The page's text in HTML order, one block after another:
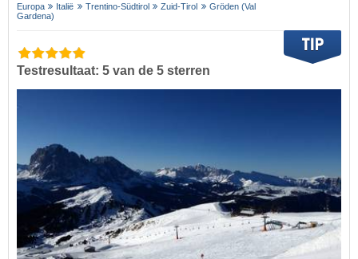
Europa Italië Trentino-Südtirol Zuid-Tirol
Gröden (Val
Gardena)
Testresultaat: 5 van de 5 sterren